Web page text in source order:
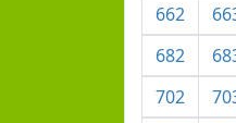
662
682
702